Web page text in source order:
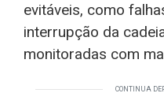
evitáveis, como
interrupção da
monitoradas com
CONTINUA